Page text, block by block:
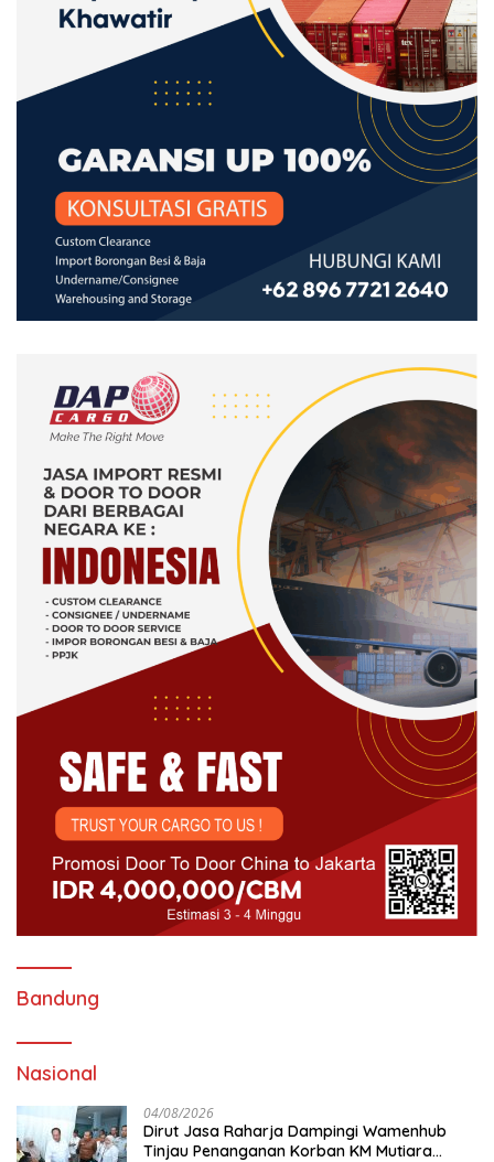
Bandung
Nasional
04/08/2026
Dirut Jasa Raharja Dampingi Wamenhub
Tinjau Penanganan Korban KM Mutiara